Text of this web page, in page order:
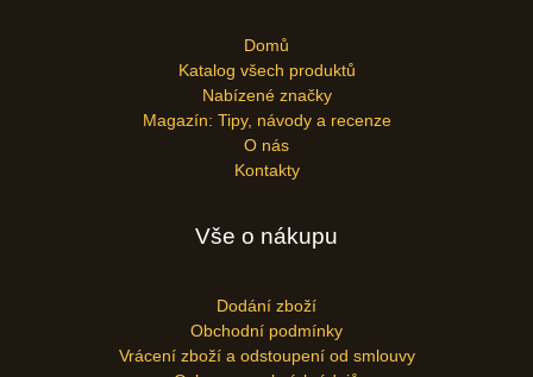
Domů
Katalog všech produktů
Nabízené značky
Magazín: Tipy, návody a recenze
O nás
Kontakty
Vše o nákupu
Dodání zboží
Obchodní podmínky
Vrácení zboží a odstoupení od smlouvy